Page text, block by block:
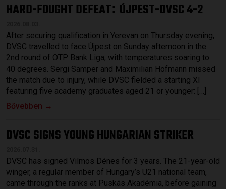
HARD-FOUGHT DEFEAT: ÚJPEST-DVSC 4-2
After securing qualification in Yerevan on Thursday evening,
DVSC travelled to face Újpest on Sunday afternoon in the
2nd round of OTP Bank Liga, with temperatures soaring to
40 degrees. Sergi Samper and Maximilian Hofmann missed
the match due to injury, while DVSC fielded a starting XI
featuring five academy graduates aged 21 or younger: […]
Bővebben →
DVSC SIGNS YOUNG HUNGARIAN STRIKER
DVSC has signed Vilmos Dénes for 3 years. The 21-year-old
winger, a regular member of Hungary’s U21 national team,
came through the ranks at Puskás Akadémia, before gaining